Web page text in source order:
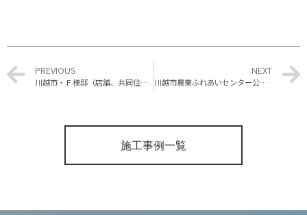
PREVIOUS
川越市・Ｆ様邸（店舗、共同住宅） 新築工事
NEXT
川越市農業ふれあいセンター公衆トイレ 新築工事
施工事例一覧